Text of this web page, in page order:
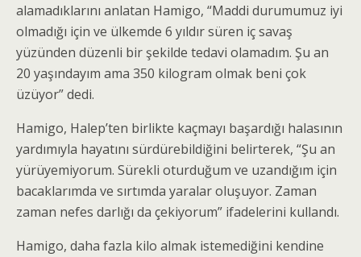
alamadıklarını anlatan Hamigo, “Maddi durumumuz iyi
olmadığı için ve ülkemde 6 yıldır süren iç savaş
yüzünden düzenli bir şekilde tedavi olamadım. Şu an
20 yaşındayım ama 350 kilogram olmak beni çok
üzüyor” dedi.
Hamigo, Halep’ten birlikte kaçmayı başardığı halasının
yardımıyla hayatını sürdürebildiğini belirterek, “Şu an
yürüyemiyorum. Sürekli oturduğum ve uzandığım için
bacaklarımda ve sırtımda yaralar oluşuyor. Zaman
zaman nefes darlığı da çekiyorum” ifadelerini kullandı.
Hamigo, daha fazla kilo almak istemediğini kendine